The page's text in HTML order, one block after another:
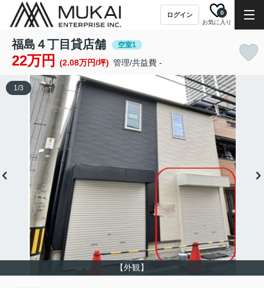
ログイン
お気に入り
0
福島４丁目貸店舗 空室1
22万円 (2.08万円/坪) 管理/共益費 -
【外観】
1/3